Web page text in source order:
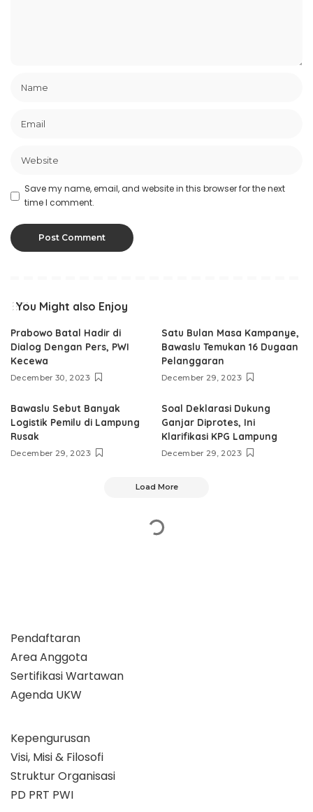
Save my name, email, and website in this browser for the next
time I comment.
You Might also Enjoy
Prabowo Batal Hadir di
Dialog Dengan Pers, PWI
Kecewa
December 30, 2023
Satu Bulan Masa Kampanye,
Bawaslu Temukan 16 Dugaan
Pelanggaran
December 29, 2023
Bawaslu Sebut Banyak
Logistik Pemilu di Lampung
Rusak
December 29, 2023
Soal Deklarasi Dukung
Ganjar Diprotes, Ini
Klarifikasi KPG Lampung
December 29, 2023
Load More
Pendaftaran
Area Anggota
Sertifikasi Wartawan
Agenda UKW
Kepengurusan
Visi, Misi & Filosofi
Struktur Organisasi
PD PRT PWI